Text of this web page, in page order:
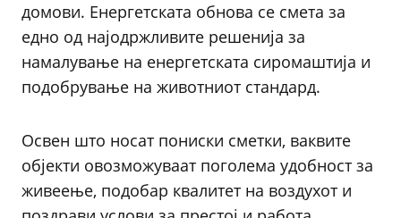
домови. Енергетската обнова се смета за
едно од најодржливите решенија за
намалување на енергетската сиромаштија и
подобрување на животниот стандард.
Освен што носат пониски сметки, ваквите
објекти овозможуваат поголема удобност за
живеење, подобар квалитет на воздухот и